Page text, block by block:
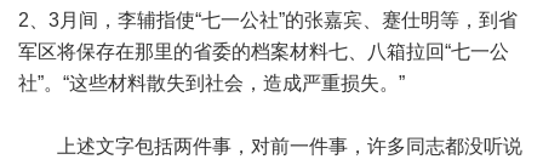
2、3月间，李辅指使“七一公社”的张嘉宾、蹇仕明等，到省
军区将保存在那里的省委的档案材料七、八箱拉回“七一公
社”。“这些材料散失到社会，造成严重损失。”
上述文字包括两件事，对前一件事，许多同志都没听说